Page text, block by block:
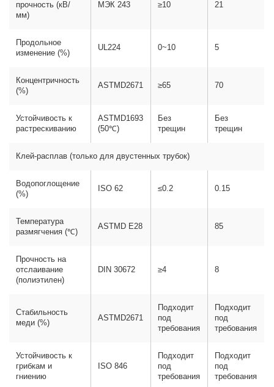
прочность (кВ/
мм)
МЭК 243 ≥10 21
Продольное
изменение (%)
UL224 0~10 5
Концентричность
(%)
ASTMD2671 ≥65 70
Устойчивость к
растрескиванию
ASTMD1693
(50℃)
Без
трещин
Без
трещин
Клей-расплав (только для двустенных трубок)
Водопоглощение
(%)
ISO 62 ≤0.2 0.15
Температура
размягчения (℃)
ASTMD E28 85
Прочность на
отслаивание
(полиэтилен)
DIN 30672 ≥4 8
Стабильность
меди (%)
ASTMD2671
Подходит
под
требования
Подходит
под
требования
Устойчивость к
грибкам и
гниению
ISO 846
Подходит
под
требования
Подходит
под
требования